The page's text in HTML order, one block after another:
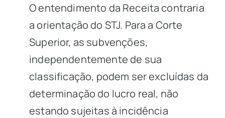
O entendimento da Receita contraria
a orientação do STJ. Para a Corte
Superior, as subvenções,
independentemente de sua
classificação, podem ser excluídas da
determinação do lucro real, não
estando sujeitas à incidência